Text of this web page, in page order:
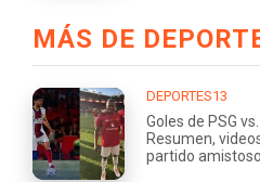
MÁS DE
DEPORTES13
Goles de PSG
Resumen,
partido amistoso